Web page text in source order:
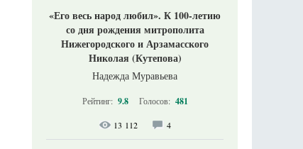
«Его весь народ любил». К 100-летию
со дня рождения митрополита
Нижегородского и Арзамасского
Николая (Кутепова)
Надежда Муравьева
Рейтинг: 9.8 Голосов: 481
13 112 4